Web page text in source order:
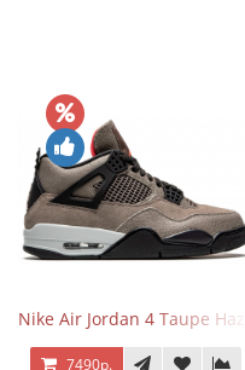
Nike Air Jordan 4 Taupe Haze
7490р.